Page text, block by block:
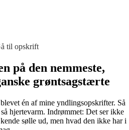
til opskrift
på den nemmeste,
grøntsagstærte
én af mine yndlingsopskrifter. Så
hjertevarm. Indrømmet: Det ser ikke
sølle ud, men hvad den ikke har i